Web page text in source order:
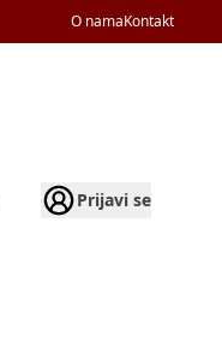
O namaKontakt
Prijavi se